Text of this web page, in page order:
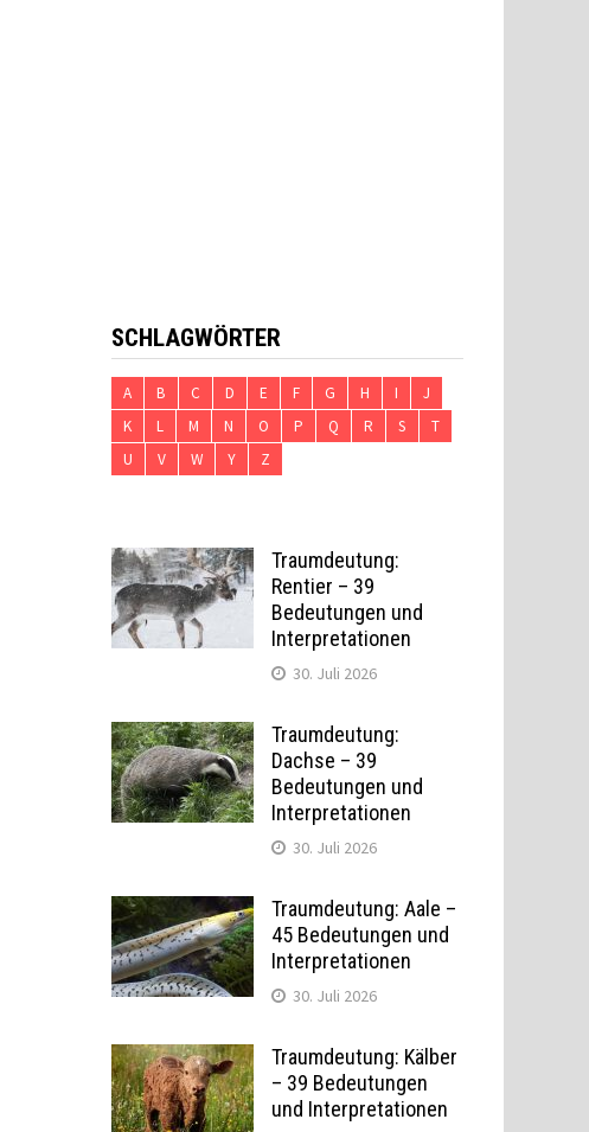
SCHLAGWÖRTER
A B C D E F G H I
J
K
L M N O P Q R S
T
U
V W Y Z
Traumdeutung:
Rentier – 39
Bedeutungen und
Interpretationen
30. Juli 2026
Traumdeutung:
Dachse – 39
Bedeutungen und
Interpretationen
30. Juli 2026
Traumdeutung: Aale –
45 Bedeutungen und
Interpretationen
30. Juli 2026
Traumdeutung: Kälber
– 39 Bedeutungen
und Interpretationen